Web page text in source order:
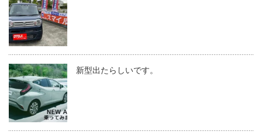
新型出たらしいです。